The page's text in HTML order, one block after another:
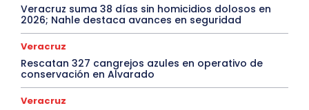
Veracruz suma 38 días sin homicidios dolosos en
2026; Nahle destaca avances en seguridad
Veracruz
Rescatan 327 cangrejos azules en operativo de
conservación en Alvarado
Veracruz